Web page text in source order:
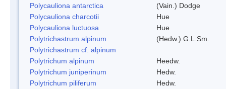
Polycauliona antarctica
(Vain.) Dodge
Polycauliona charcotii
Hue
Polycauliona luctuosa
Hue
Polytrichastrum alpinum
(Hedw.) G.L.Sm.
Polytrichastrum cf. alpinum
Polytrichum alpinum
Heedw.
Polytrichum juniperinum
Hedw.
Polytrichum piliferum
Hedw.